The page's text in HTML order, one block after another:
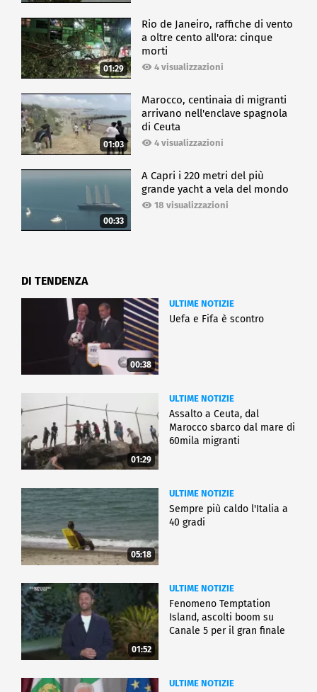
01:29
Rio de Janeiro, raffiche di vento
a oltre cento all'ora: cinque
morti
4 visualizzazioni
01:03
Marocco, centinaia di migranti
arrivano nell'enclave spagnola
di Ceuta
4 visualizzazioni
00:33
A Capri i 220 metri del più
grande yacht a vela del mondo
18 visualizzazioni
DI TENDENZA
00:38
ULTIME NOTIZIE
Uefa e Fifa è scontro
01:29
ULTIME NOTIZIE
Assalto a Ceuta, dal
Marocco sbarco dal mare di
60mila migranti
05:18
ULTIME NOTIZIE
Sempre più caldo l'Italia a
40 gradi
01:52
ULTIME NOTIZIE
Fenomeno Temptation
Island, ascolti boom su
Canale 5 per il gran finale
ULTIME NOTIZIE